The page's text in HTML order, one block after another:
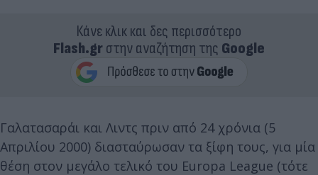
Κάνε κλικ και δες περισσότερο
Flash.grστην αναζήτηση της Google
Γαλατασαράι και Λιντς πριν από 24 χρόνια (5
Απριλίου 2000) διασταύρωσαν τα ξίφη τους, για μία
θέση στον μεγάλο τελικό του Europa League (τότε